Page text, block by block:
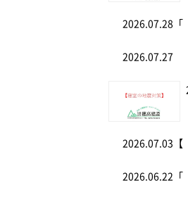
2026.07.28
2026.07.27
2026.07.03
2026.06.22